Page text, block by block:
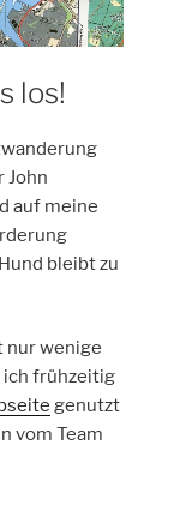
los!
John
auf meine
bleibt zu
nur wenige
ich frühzeitig
genutzt
vom Team